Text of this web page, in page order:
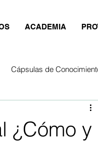
ACADEMIA
Cápsulas de
¿Cómo y